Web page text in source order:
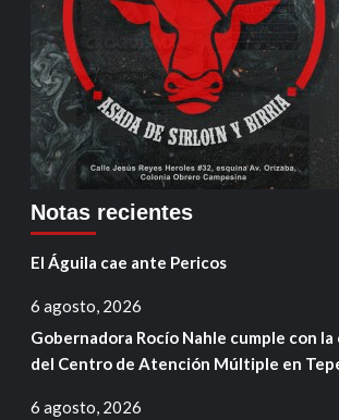
Notas recientes
El Águila cae ante Pericos
6 agosto, 2026
Gobernadora Rocío Nahle cumple con
del Centro de Atención Múltiple en
6 agosto, 2026